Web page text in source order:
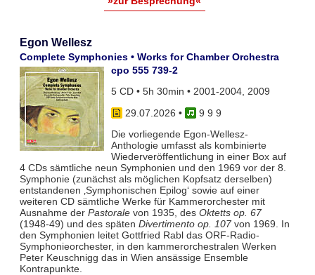
Egon Wellesz
Complete Symphonies • Works for Chamber Orchestra
cpo 555 739-2
5 CD • 5h 30min • 2001-2004, 2009
29.07.2026 •
9 9 9
Die vorliegende Egon-Wellesz-
Anthologie umfasst als kombinierte
Wiederveröffentlichung in einer Box auf
4 CDs sämtliche neun Symphonien und den 1969 vor der 8.
Symphonie (zunächst als möglichen Kopfsatz derselben)
entstandenen ‚Symphonischen Epilog‘ sowie auf einer
weiteren CD sämtliche Werke für Kammerorchester mit
Ausnahme der Pastoralevon 1935, des Oktetts op. 67
(1948-49) und des späten Divertimento op. 107von 1969. In
den Symphonien leitet Gottfried Rabl das ORF-Radio-
Symphonieorchester, in den kammerorchestralen Werken
Peter Keuschnigg das in Wien ansässige Ensemble
Kontrapunkte.